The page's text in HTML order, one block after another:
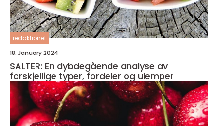
redaktionel
18. January 2024
SALTER: En dybdegående analyse av
forskjellige typer, fordeler og ulemper